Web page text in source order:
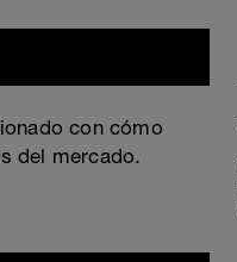
con cómo
del mercado.